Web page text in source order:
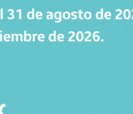
CAESAR